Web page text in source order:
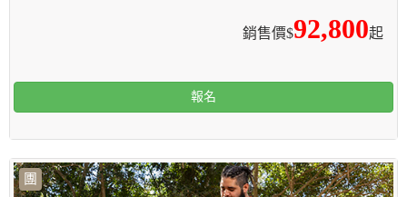
銷售價$92,800起
報名
團